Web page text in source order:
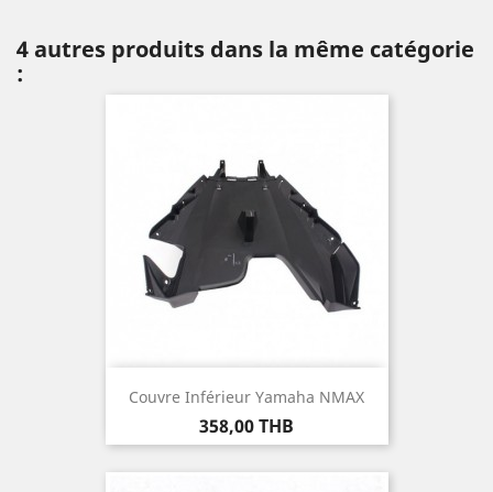
4 autres produits dans la même catégorie
:
Couvre Inférieur Yamaha NMAX
Prix
358,00 THB